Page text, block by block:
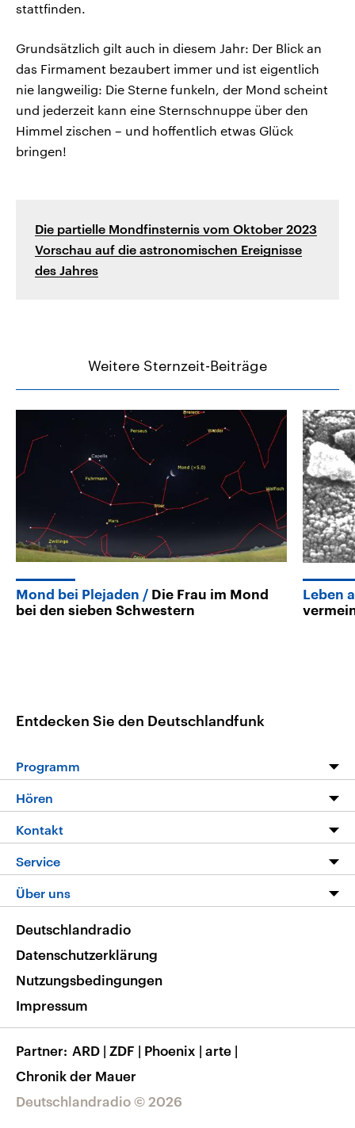
stattfinden.
Grundsätzlich gilt auch in diesem Jahr: Der Blick an
das Firmament bezaubert immer und ist eigentlich
nie langweilig: Die Sterne funkeln, der Mond scheint
und jederzeit kann eine Sternschnuppe über den
Himmel zischen – und hoffentlich etwas Glück
bringen!
Die partielle Mondfinsternis vom Oktober 2023
Vorschau auf die astronomischen Ereignisse
des Jahres
Weitere Sternzeit-Beiträge
Mond bei Plejaden
Die Frau im Mond
bei den sieben Schwestern
Leben
Entdecken Sie den Deutschlandfunk
Programm
Programm
Die Nachrichten
Nachrichtenleicht
Neue Beiträge auf dlf.de
Hören
Livestream
Podcasts
Deutschlandfunk App
Nachrichten App
Frequenzen
Kontakt
Hörerservice
Service
FAQ
Veranstaltungen
Musikliste
RSS
Über uns
Barrierefreiheit
Deutschlandradio © 2026
Deutschlandradio
Datenschutzerklärung
Nutzungsbedingungen
Impressum
Partner ARD | ZDF | Phoenix | arte |
Chronik der Mauer